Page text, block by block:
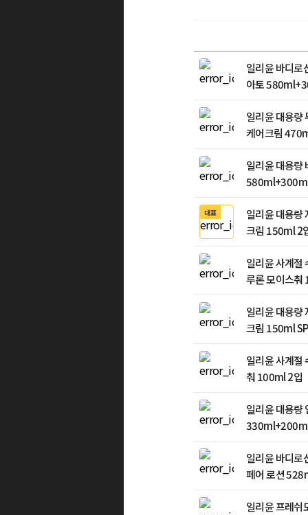
일리윤 바디로
아토
일리윤 대용량
케어크림
일리윤 대용량
대표
일리윤 대용량
크림 150ml 2
일리윤 사계절
루론 모이스
일리윤 대용량
크림 150ml
일리윤 사계절
춰 100ml 2입
일리윤 대용량
일리윤 바디로
페어 로션
일리윤 프레